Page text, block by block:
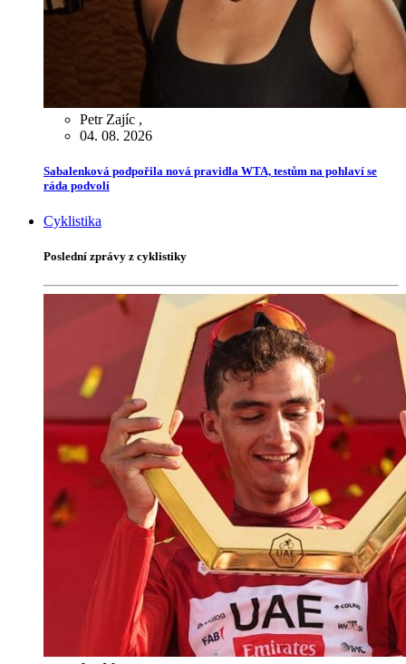
Petr Zajíc ,
04. 08. 2026
Sabalenková podpořila nová pravidla WTA, testům na pohlaví se
ráda podvolí
Cyklistika
Poslední zprávy z cyklistiky